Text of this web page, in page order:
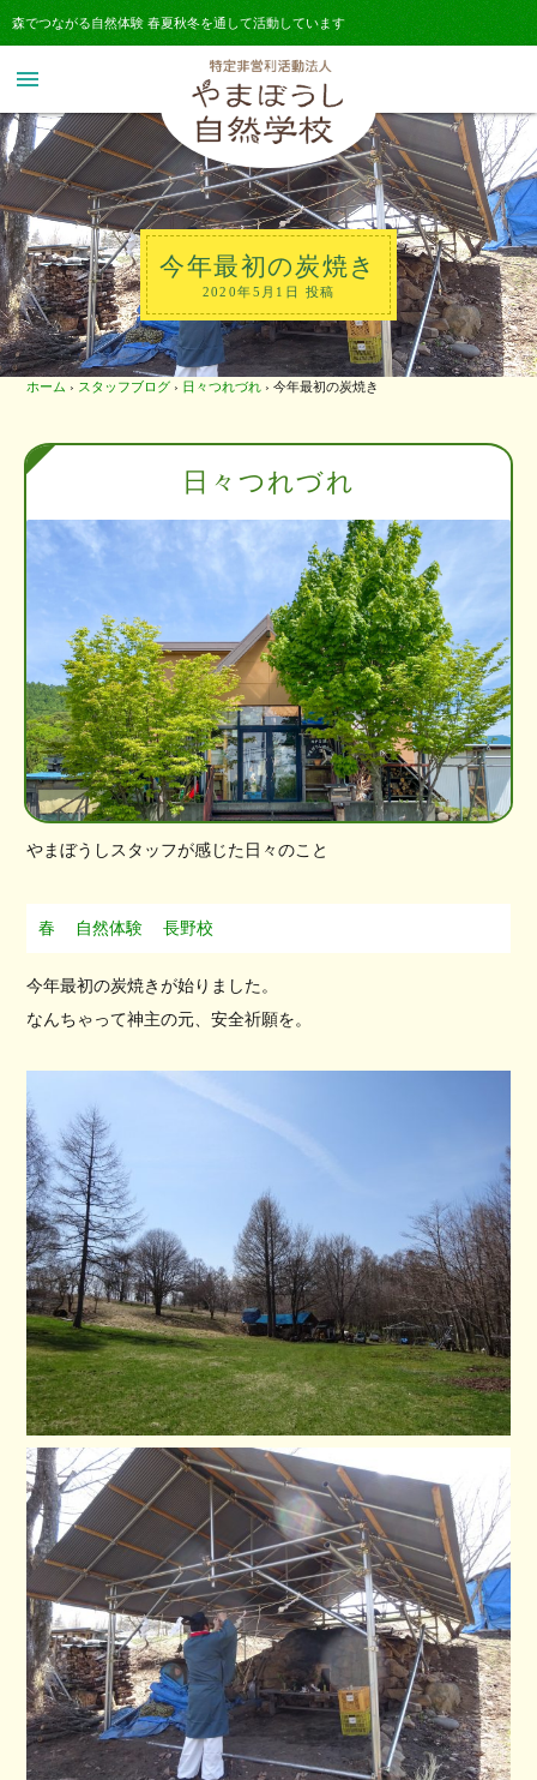
森でつながる自然体験 春夏秋冬を通して活動しています
menu
今年最初の炭焼き
2020年5月1日 投稿
ホーム › スタッフブログ › 日々つれづれ › 今年最初の炭焼き
日々つれづれ
やまぼうしスタッフが感じた日々のこと
春 自然体験 長野校
今年最初の炭焼きが始りました。
なんちゃって神主の元、安全祈願を。